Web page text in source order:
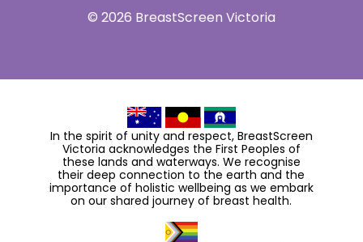
© 2026 BreastScreen Victoria
In the spirit of unity and respect, BreastScreen
Victoria acknowledges the First Peoples of
these lands and waterways. We recognise
their deep connection to the earth and the
importance of holistic wellbeing as we embark
on our shared journey of breast health.